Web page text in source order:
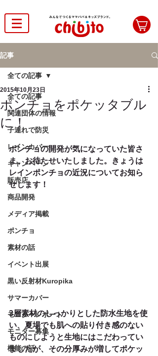
記事
全ての記事
関連団体の情報
子連れで防災
レインカバー
キャンペーン
販売店
商品開発
メディア掲載
ポンチョ
素材の話
イベント出展
黒い反射材Kuropika
サマーカバー
モニターレポート
モニター募集
機能の話
全ての記事
ポンチョをポケッタブル
に！
2015年10月23日
ポンチョの開発が気になっていた皆さ
ま、お待たせいたしました。きょうは
レインポンチョの近況についてお知ら
せします！
3層素材のしっかりとした防水生地を使
い、夏場でも肌への貼り付き感のない
ものにしようと生地にはこだわってい
ましたが、その分厚みが増してポケッ